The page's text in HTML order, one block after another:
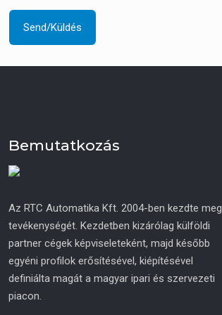
Bemutatkozás
Az RTC Automatika Kft. 2004-ben kezdte meg
tevékenységét. Kezdetben kizárólag külföldi
partner cégek képviseleteként, majd később
egyéni profilok erősítésével, kiépítésével
definiálta magát a magyar ipari és szervezeti
piacon.